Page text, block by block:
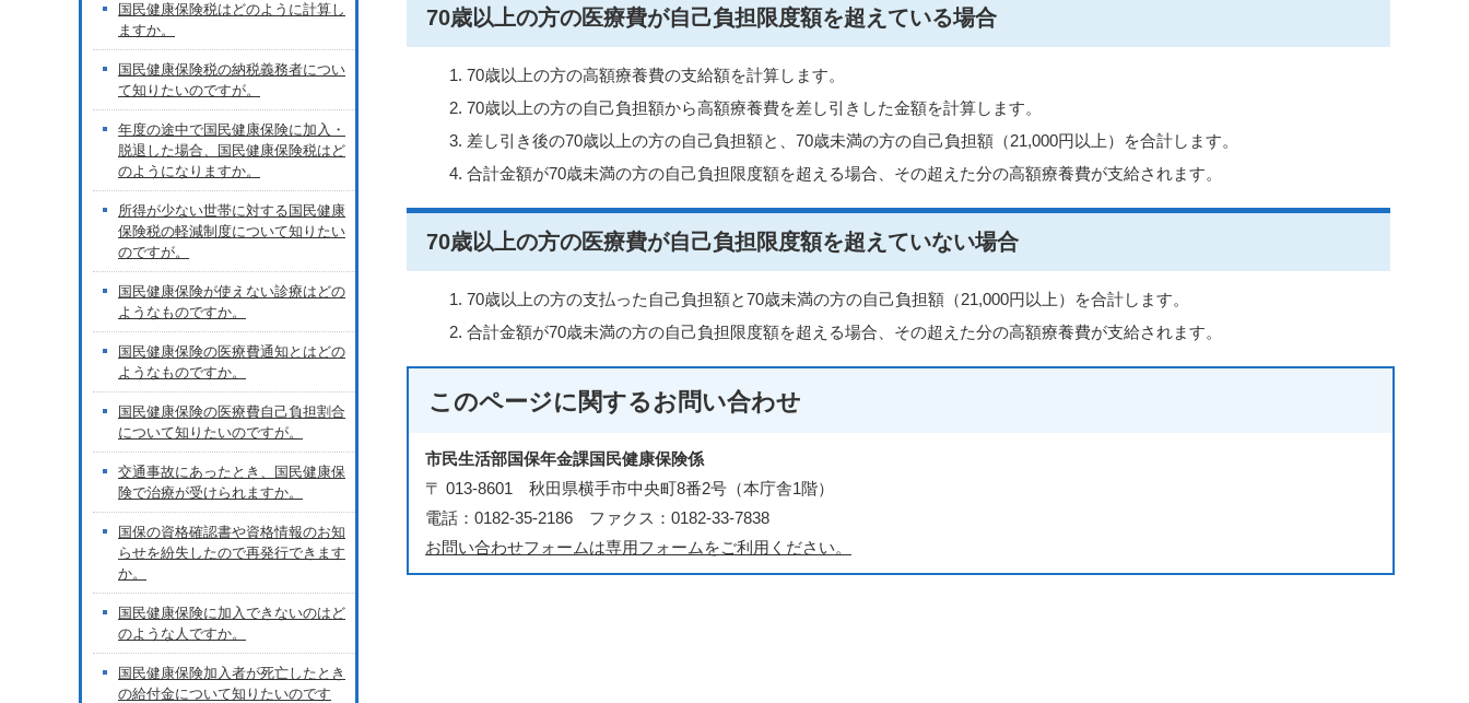
70歳以上の方の医療費が自己負担限度額を超えている場合
70歳以上の方の高額療養費の支給額を計算します。
70歳以上の方の自己負担額から高額療養費を差し引きした金額を計算します。
差し引き後の70歳以上の方の自己負担額と、70歳未満の方の自己負担額（21,000円以上）を合計します。
合計金額が70歳未満の方の自己負担限度額を超える場合、その超えた分の高額療養費が支給されます。
70歳以上の方の医療費が自己負担限度額を超えていない場合
70歳以上の方の支払った自己負担額と70歳未満の方の自己負担額（21,000円以上）を合計します。
合計金額が70歳未満の方の自己負担限度額を超える場合、その超えた分の高額療養費が支給されます。
このページに関するお問い合わせ
市民生活部国保年金課国民健康保険係
〒 013-8601 秋田県横手市中央町8番2号（本庁舎1階）
電話：0182-35-2186 ファクス：0182-33-7838
お問い合わせフォームは専用フォームをご利用ください。
国民健康保険税はどのように計算し
ますか。
国民健康保険税の納税義務者につい
て知りたいのですが。
年度の途中で国民健康保険に加入・
脱退した場合、国民健康保険税はど
のようになりますか。
所得が少ない世帯に対する国民健康
保険税の軽減制度について知りたい
のですが。
国民健康保険が使えない診療はどの
ようなものですか。
国民健康保険の医療費通知とはどの
ようなものですか。
国民健康保険の医療費自己負担割合
について知りたいのですが。
交通事故にあったとき、国民健康保
険で治療が受けられますか。
国保の資格確認書や資格情報のお知
らせを紛失したので再発行できます
か。
国民健康保険に加入できないのはど
のような人ですか。
国民健康保険加入者が死亡したとき
の給付金について知りたいのです